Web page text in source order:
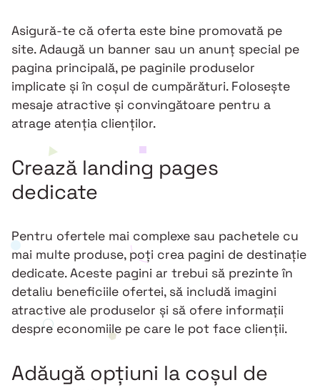
Asigură-te că oferta este bine promovată pe
site. Adaugă un banner sau un anunț special pe
pagina principală, pe paginile produselor
implicate și în coșul de cumpărături. Folosește
mesaje atractive și convingătoare pentru a
atrage atenția clienților.
Crează landing pages
dedicate
Pentru ofertele mai complexe sau pachetele cu
mai multe produse, poți crea pagini de destinație
dedicate. Aceste pagini ar trebui să prezinte în
detaliu beneficiile ofertei, să includă imagini
atractive ale produselor și să ofere informații
despre economiile pe care le pot face clienții.
Adăugă opțiuni la coșul de